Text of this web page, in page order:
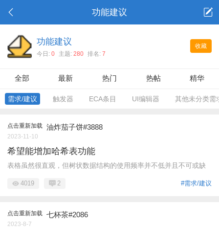
功能建议
收藏
功能建议
今日: 0 主题: 280 排名: 7
全部 最新 热门 热帖 精华
需求/建议 触发器 ECA条目 UI编辑器 其他未分类需
点击重新加载 油炸茄子饼#3888
2023-11-10
希望能增加哈希表功能
表格虽然很直观，但树状数据结构的使用频率并不低并且不可或缺
#需求/建议
4019 2
点击重新加载 七杯茶#2086
2023-8-7